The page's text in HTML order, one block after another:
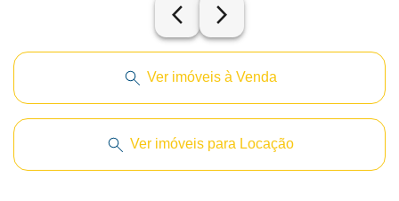
arrow_back_ios_new arrow_forward_ios
Ver imóveis à Venda
Ver imóveis para Locação